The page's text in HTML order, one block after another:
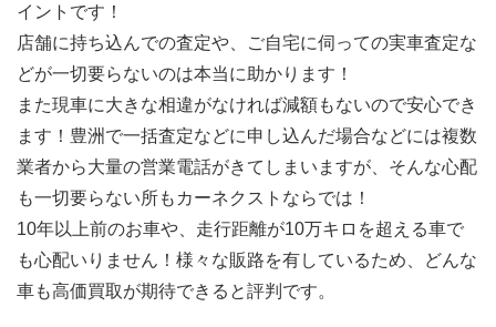
イントです！
店舗に持ち込んでの査定や、ご自宅に伺っての実車査定な
どが一切要らないのは本当に助かります！
また現車に大きな相違がなければ減額もないので安心でき
ます！豊洲で一括査定などに申し込んだ場合などには複数
業者から大量の営業電話がきてしまいますが、そんな心配
も一切要らない所もカーネクストならでは！
10年以上前のお車や、走行距離が10万キロを超える車で
も心配いりません！様々な販路を有しているため、どんな
車も高価買取が期待できると評判です。